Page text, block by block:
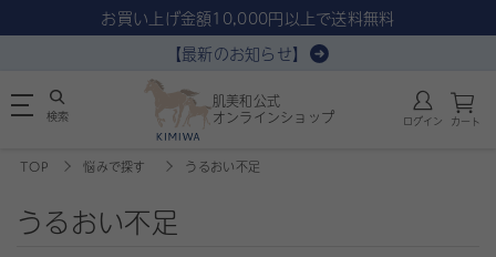
お買い上げ金額10,000円以上で送料無料
【最新のお知らせ】
肌美和公式
オンラインショップ
検索 ログイン カート
TOP 悩みで探す うるおい不足
うるおい不足